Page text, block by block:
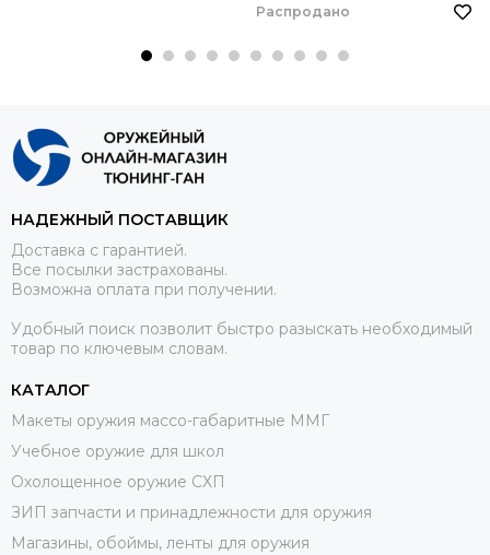
Распродано
НАДЕЖНЫЙ ПОСТАВЩИК
Доставка с гарантией.
Все посылки застрахованы.
Возможна оплата при получении.
Удобный поиск позволит быстро разыскать необходимый
товар по ключевым словам.
КАТАЛОГ
Макеты оружия массо-габаритные ММГ
Учебное оружие для школ
Охолощенное оружие СХП
ЗИП запчасти и принадлежности для оружия
Магазины, обоймы, ленты для оружия